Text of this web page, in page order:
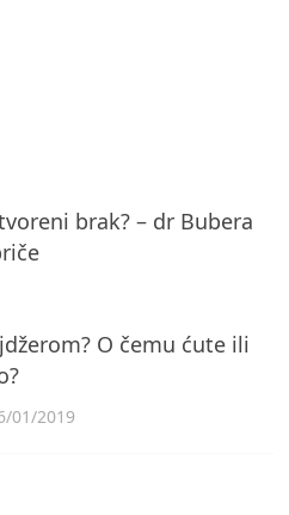
brak? – dr Bubera
O čemu ćute ili
01/2019